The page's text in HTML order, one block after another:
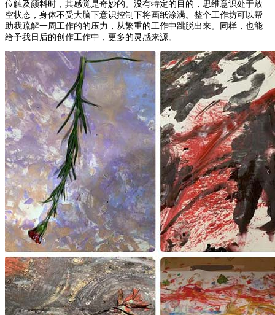
位触及颜料时，其感觉是奇妙的。没有特定的目的，思维意识处于放
空状态，身体不受大脑下意识控制下将画纸涂满。整个工作坊可以帮
助我疏解一周工作的的压力，从繁重的工作中跳脱出来。同样，也能
给予我日后的创作工作中，更多的灵感来源。